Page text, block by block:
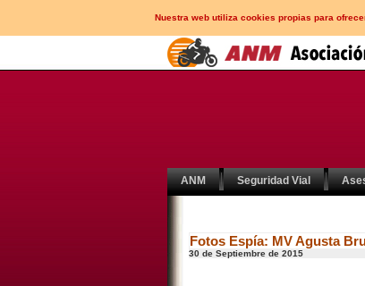
Nuestra web utiliza cookies propias para
ANM Seguridad Vial
Fotos Espía: MV Agusta
30 de Septiembre de 2015